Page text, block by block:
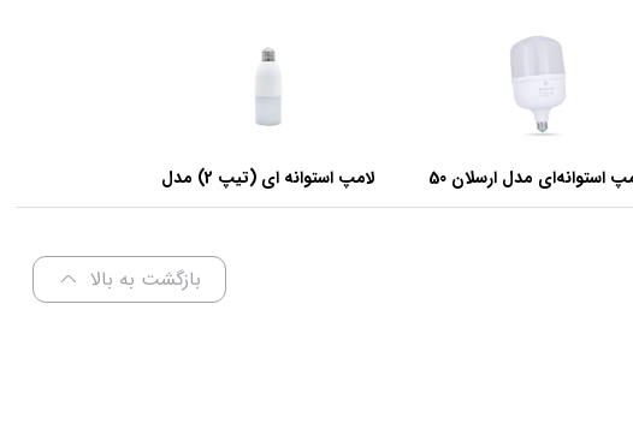
لامپ استوانه‌ای مدل ارسلان 50
وات
لامپ استوانه ای (تیپ 2) مدل
عرفان 9 وات
بازگشت به بالا